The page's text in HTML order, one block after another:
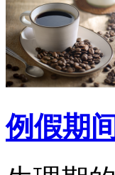
例假期